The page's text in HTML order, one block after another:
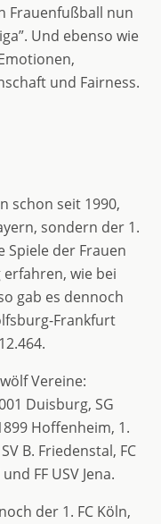
Frauenfußball nun
Und ebenso wie
und Fairness.
schon seit 1990,
sondern der 1.
Spiele der Frauen
wie bei
gab es dennoch
Frankfurt
Vereine:
Duisburg, SG
Hoffenheim, 1.
B. Friedenstal, FC
FF USV Jena.
der 1. FC Köln,